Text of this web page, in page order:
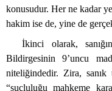
konusudur. Her ne kadar
hakim ise de, yine de
İkinci olarak,
Bildirgesinin 9’uncu
niteliğindedir. Zira, sanık
“suçluluğu mahkeme